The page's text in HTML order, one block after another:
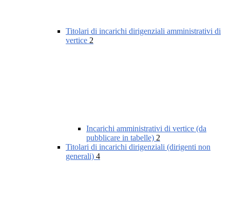
Titolari di incarichi dirigenziali amministrativi di
vertice 2
Incarichi amministrativi di vertice (da
pubblicare in tabelle) 2
Titolari di incarichi dirigenziali (dirigenti non
generali) 4